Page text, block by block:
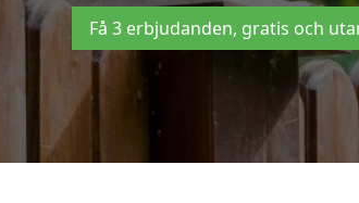
Få 3 erbjudanden, gratis och